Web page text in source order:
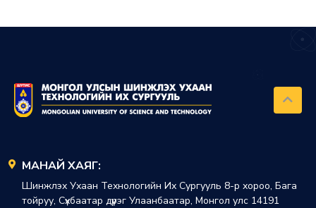
МАНАЙ ХАЯГ:
Шинжлэх Ухаан Технологийн Их Сургууль 8-р хороо, Бага
тойруу, Сүхбаатар дүүрэг Улаанбаатар, Монгол улс 14191